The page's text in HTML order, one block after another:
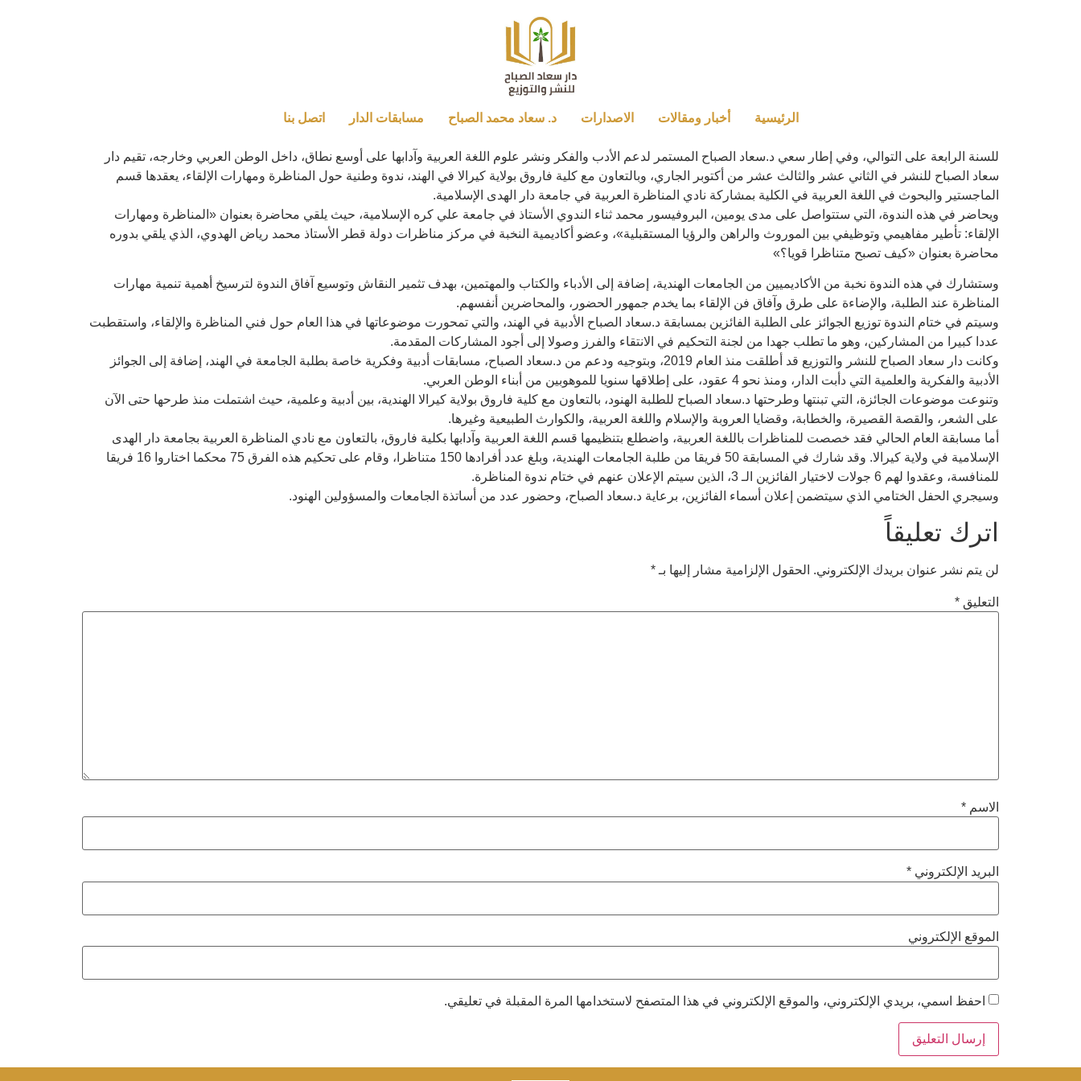
الرئيسية أخبار ومقالات الاصدارات د. سعاد محمد الصباح مسابقات الدار اتصل بنا
للسنة الرابعة على التوالي، وفي إطار سعي د.سعاد الصباح المستمر لدعم الأدب والفكر ونشر علوم اللغة العربية وآدابها على أوسع نطاق، داخل الوطن العربي وخارجه، تقيم دار
سعاد الصباح للنشر في الثاني عشر والثالث عشر من أكتوبر الجاري، وبالتعاون مع كلية فاروق بولاية كيرالا في الهند، ندوة وطنية حول المناظرة ومهارات الإلقاء، يعقدها قسم
الماجستير والبحوث في اللغة العربية في الكلية بمشاركة نادي المناظرة العربية في جامعة دار الهدى الإسلامية.
ويحاضر في هذه الندوة، التي ستتواصل على مدى يومين، البروفيسور محمد ثناء الندوي الأستاذ في جامعة علي كره الإسلامية، حيث يلقي محاضرة بعنوان «المناظرة ومهارات
الإلقاء: تأطير مفاهيمي وتوظيفي بين الموروث والراهن والرؤيا المستقبلية»، وعضو أكاديمية النخبة في مركز مناظرات دولة قطر الأستاذ محمد رياض الهدوي، الذي يلقي بدوره
محاضرة بعنوان «كيف تصبح متناظرا قويا؟»
وستشارك في هذه الندوة نخبة من الأكاديميين من الجامعات الهندية، إضافة إلى الأدباء والكتاب والمهتمين، بهدف تثمير النقاش وتوسيع آفاق الندوة لترسيخ أهمية تنمية مهارات
المناظرة عند الطلبة، والإضاءة على طرق وآفاق فن الإلقاء بما يخدم جمهور الحضور، والمحاضرين أنفسهم.
وسيتم في ختام الندوة توزيع الجوائز على الطلبة الفائزين بمسابقة د.سعاد الصباح الأدبية في الهند، والتي تمحورت موضوعاتها في هذا العام حول فني المناظرة والإلقاء، واستقطبت
عددا كبيرا من المشاركين، وهو ما تطلب جهدا من لجنة التحكيم في الانتقاء والفرز وصولا إلى أجود المشاركات المقدمة.
وكانت دار سعاد الصباح للنشر والتوزيع قد أطلقت منذ العام 2019، وبتوجيه ودعم من د.سعاد الصباح، مسابقات أدبية وفكرية خاصة بطلبة الجامعة في الهند، إضافة إلى الجوائز
الأدبية والفكرية والعلمية التي دأبت الدار، ومنذ نحو 4 عقود، على إطلاقها سنويا للموهوبين من أبناء الوطن العربي.
وتنوعت موضوعات الجائزة، التي تبنتها وطرحتها د.سعاد الصباح للطلبة الهنود، بالتعاون مع كلية فاروق بولاية كيرالا الهندية، بين أدبية وعلمية، حيث اشتملت منذ طرحها حتى الآن
على الشعر، والقصة القصيرة، والخطابة، وقضايا العروبة والإسلام واللغة العربية، والكوارث الطبيعية وغيرها.
أما مسابقة العام الحالي فقد خصصت للمناظرات باللغة العربية، واضطلع بتنظيمها قسم اللغة العربية وآدابها بكلية فاروق، بالتعاون مع نادي المناظرة العربية بجامعة دار الهدى
الإسلامية في ولاية كيرالا. وقد شارك في المسابقة 50 فريقا من طلبة الجامعات الهندية، وبلغ عدد أفرادها 150 متناظرا، وقام على تحكيم هذه الفرق 75 محكما اختاروا 16 فريقا
للمنافسة، وعقدوا لهم 6 جولات لاختيار الفائزين الـ 3، الذين سيتم الإعلان عنهم في ختام ندوة المناظرة.
وسيجري الحفل الختامي الذي سيتضمن إعلان أسماء الفائزين، برعاية د.سعاد الصباح، وحضور عدد من أساتذة الجامعات والمسؤولين الهنود.
اترك تعليقاً
لن يتم نشر عنوان بريدك الإلكتروني. الحقول الإلزامية مشار إليها بـ*
التعليق *
الاسم *
البريد الإلكتروني *
الموقع الإلكتروني
احفظ اسمي، بريدي الإلكتروني، والموقع الإلكتروني في هذا المتصفح لاستخدامها المرة المقبلة في تعليقي.